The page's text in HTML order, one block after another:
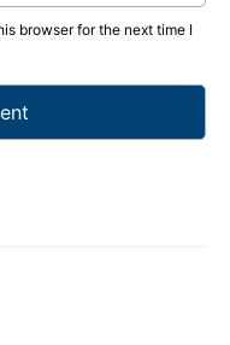
browser for the next time I